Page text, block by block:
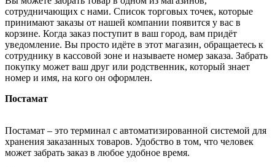
сотрудничающих с нами. Список торговых точек, которые
принимают заказы от нашей компании появится у вас в
корзине. Когда заказ поступит в ваш город, вам придёт
уведомление. Вы просто идёте в этот магазин, обращаетесь к
сотруднику в кассовой зоне и называете номер заказа. Забрать
покупку может ваш друг или родственник, который знает
номер и имя, на кого он оформлен.
Постамат
Постамат – это терминал с автоматизированной системой для
хранения заказанных товаров. Удобство в том, что человек
может забрать заказ в любое удобное время.